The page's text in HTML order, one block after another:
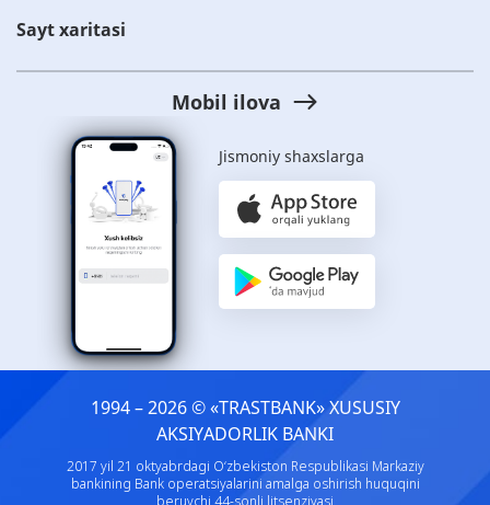
Sayt xaritasi
Mobil ilova
Jismoniy shaxslarga
1994 – 2026 © «TRASTBANK» ХUSUSIY
AKSIYADORLIK BANKI
2017 yil 21 oktyabrdagi O‘zbekiston Respublikasi Markaziy
bankining Bank operatsiyalarini amalga oshirish huquqini
beruvchi 44-sonli litsenziyasi